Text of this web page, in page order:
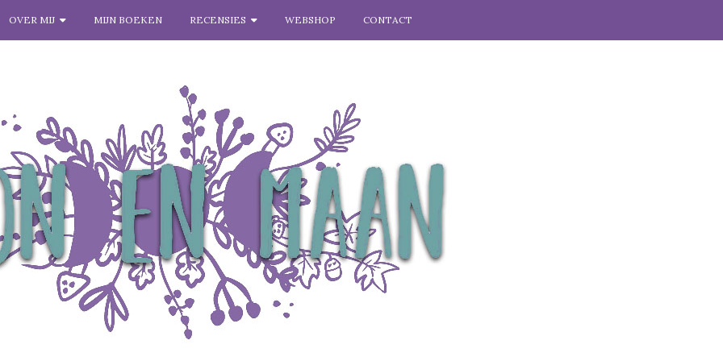
OVER MIJ MIJN BOEKEN RECENSIES WEBSHOP CONTACT